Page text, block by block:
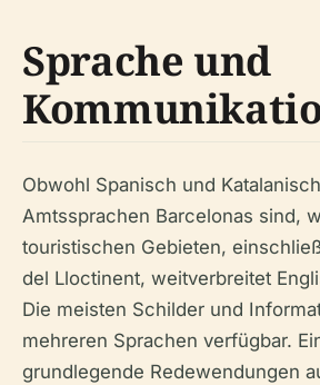
Sprache und
Obwohl Spanisch und
Amtssprachen Barcelonas sind,
touristischen Gebieten,
del Lloctinent, weitverbreitet
Die meisten Schilder und
mehreren Sprachen verfügbar.
grundlegende Redewendungen